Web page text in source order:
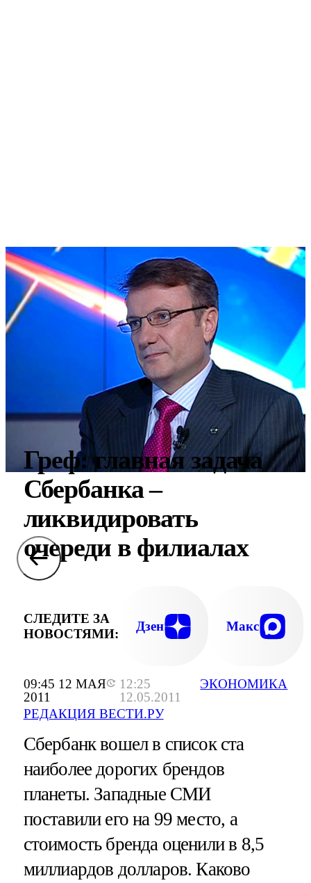
09:45 12 МАЯ
2011
12:25
12.05.2011
РЕДАКЦИЯ ВЕСТИ.РУ
ЭКОНОМИКА
Греф: главная задача
Сбербанка –
ликвидировать
очереди в филиалах
СЛЕДИТЕ ЗА
НОВОСТЯМИ:
Дзен Макс
Сбербанк вошел в список ста
наиболее дорогих брендов
планеты. Западные СМИ
поставили его на 99 место, а
стоимость бренда оценили в 8,5
миллиардов долларов. Каково